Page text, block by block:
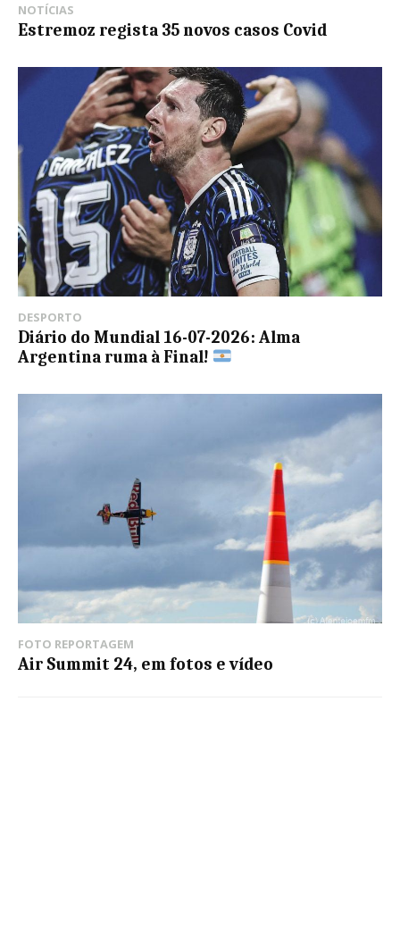
NOTÍCIAS
Estremoz regista 35 novos casos Covid
DESPORTO
Diário do Mundial 16-07-2026: Alma
Argentina ruma à Final!
FOTO REPORTAGEM
Air Summit 24, em fotos e vídeo